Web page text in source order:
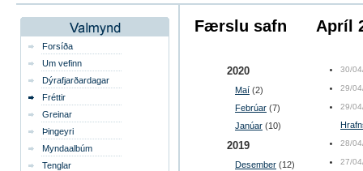
Forsíða
Um vefinn
Dýrafjarðardagar
Fréttir
Greinar
Þingeyri
Myndaalbúm
Tenglar
Færslu safn
2020
Maí (2)
Febrúar (7)
Janúar (10)
2019
Desember (12)
apríl
30/
29/
29/
28/
27/